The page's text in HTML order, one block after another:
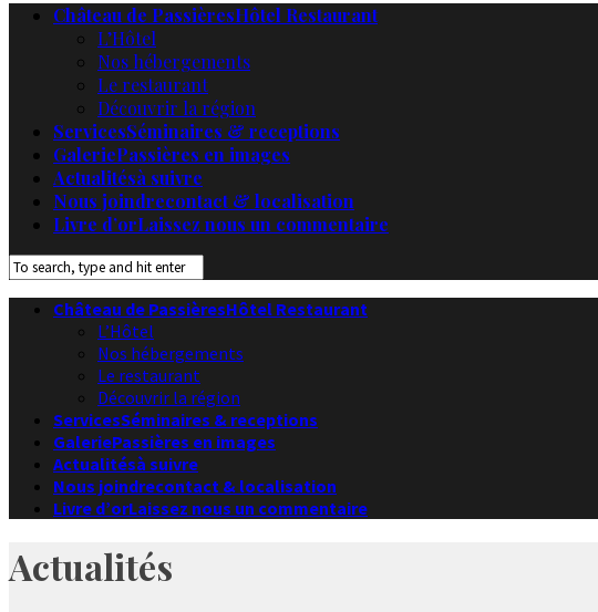
Château de PassièresHôtel Restaurant
L’Hôtel
Nos hébergements
Le restaurant
Découvrir la région
ServicesSéminaires & receptions
GaleriePassières en images
Actualitésà suivre
Nous joindrecontact & localisation
Livre d’orLaissez nous un commentaire
Château de PassièresHôtel Restaurant
L’Hôtel
Nos hébergements
Le restaurant
Découvrir la région
ServicesSéminaires & receptions
GaleriePassières en images
Actualitésà suivre
Nous joindrecontact & localisation
Livre d’orLaissez nous un commentaire
Actualités